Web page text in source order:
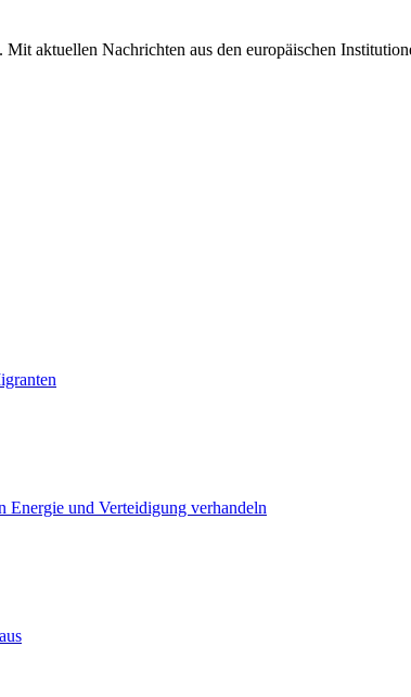
aktuellen Nachrichten aus den europäischen
Energie und Verteidigung verhandeln